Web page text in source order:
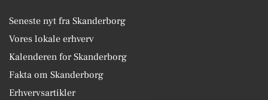
Seneste nyt fra Skanderborg
Vores lokale erhverv
Kalenderen for Skanderborg
Fakta om Skanderborg
Erhvervsartikler